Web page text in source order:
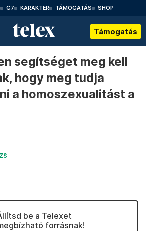
G7 KARAKTER TÁMOGATÁS SHOP
Támogatás
segítséget meg kell
hogy meg tudja
a homoszexualitást a
be a Telexet
forrásnak!